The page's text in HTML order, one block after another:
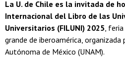
La U. de Chile es la invitada de
Internacional del Libro de las
Universitarios (FILUNI) 2025 ,
grande de iberoamérica,
Autónoma de México (UNAM).